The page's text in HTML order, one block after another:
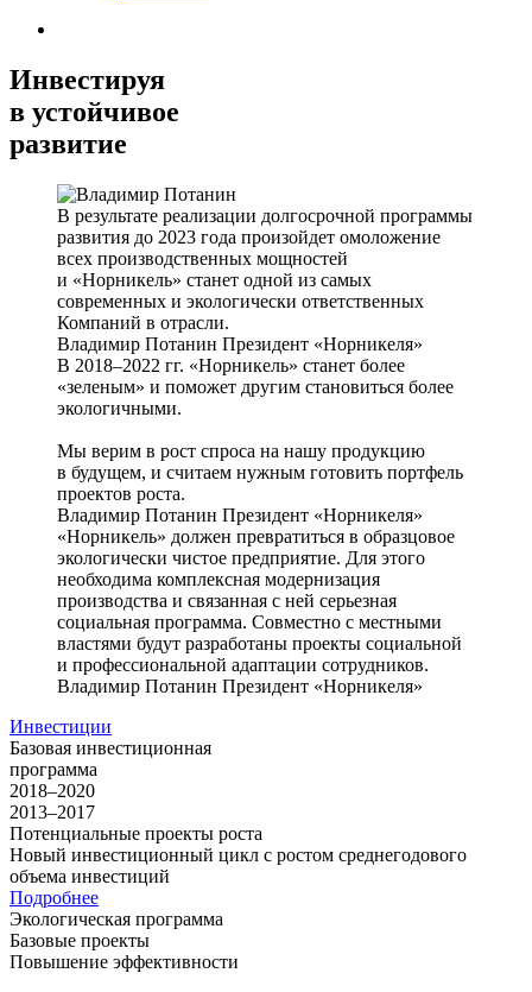
Инвестируя
в устойчивое
развитие
В результате реализации долгосрочной программы
развития до 2023 года произойдет омоложение
всех производственных мощностей
и «Норникель» станет одной из самых
современных и экологически ответственных
Компаний в отрасли.
Владимир Потанин Президент «Норникеля»
В 2018–2022 гг. «Норникель» станет более
«зеленым» и поможет другим становиться более
экологичными.
Мы верим в рост спроса на нашу продукцию
в будущем, и считаем нужным готовить портфель
проектов роста.
Владимир Потанин Президент «Норникеля»
«Норникель» должен превратиться в образцовое
экологически чистое предприятие. Для этого
необходима комплексная модернизация
производства и связанная с ней серьезная
социальная программа. Совместно с местными
властями будут разработаны проекты социальной
и профессиональной адаптации сотрудников.
Владимир Потанин Президент «Норникеля»
Инвестиции
Базовая инвестиционная
программа
2018–2020
2013–2017
Потенциальные проекты роста
Новый инвестиционный цикл с ростом среднегодового
объема инвестиций
Подробнее
Экологическая программа
Базовые проекты
Повышение эффективности